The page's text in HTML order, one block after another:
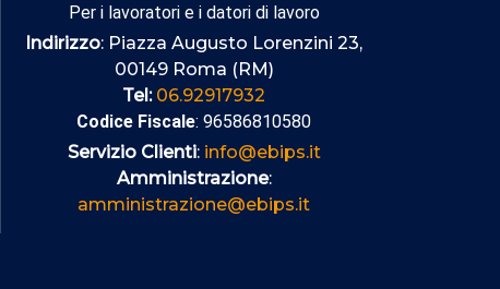
Per i lavoratori e i datori di lavoro
Indirizzo: Piazza Augusto Lorenzini 23,
00149 Roma (RM)
Tel: 06.92917932
Codice Fiscale: 96586810580
Servizio Clienti: info@ebips.it
Amministrazione:
amministrazione@ebips.it